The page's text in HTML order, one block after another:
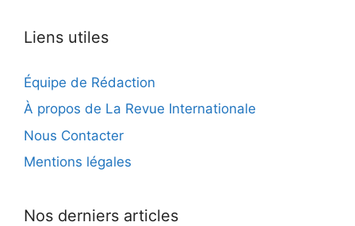
Liens utiles
Équipe de Rédaction
À propos de La Revue Internationale
Nous Contacter
Mentions légales
Nos derniers articles